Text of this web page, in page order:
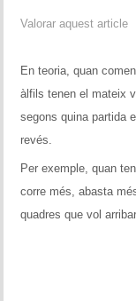
Valorar aquest article
En teoria, quan
àlfils tenen el mateix
segons quina partida
revés.
Per exemple, quan
corre més, abasta
quadres que vol